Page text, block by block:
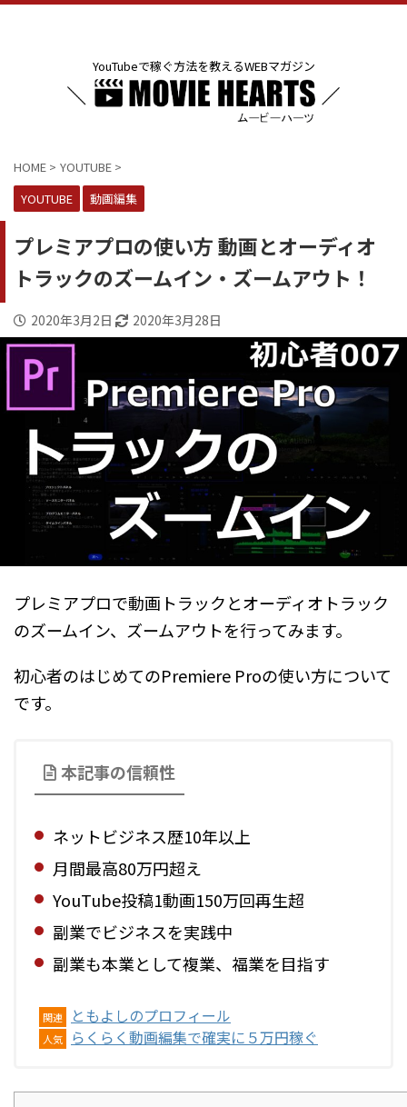
YouTubeで稼ぐ方法を教えるWEBマガジン
HOME > YOUTUBE >
YOUTUBE
動画編集
プレミアプロの使い方 動画とオーディオ
トラックのズームイン・ズームアウト！
2020年3月2日 2020年3月28日
プレミアプロで動画トラックとオーディオトラック
のズームイン、ズームアウトを行ってみます。
初心者のはじめてのPremiere Proの使い方について
です。
本記事の信頼性
ネットビジネス歴10年以上
月間最高80万円超え
YouTube投稿1動画150万回再生超
副業でビジネスを実践中
副業も本業として複業、福業を目指す
関連 ともよしのプロフィール
人気 らくらく動画編集で確実に５万円稼ぐ